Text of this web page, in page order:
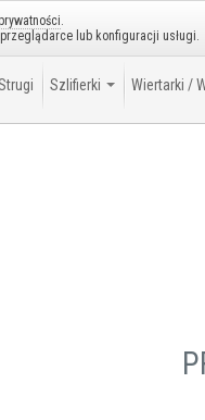
Szlifierki Wiertarki /
.
lub konfiguracji usługi.